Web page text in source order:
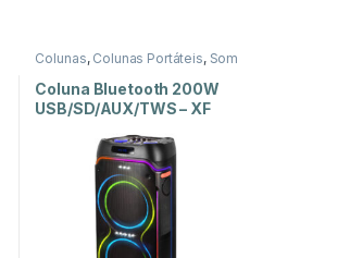
Colunas, Colunas Portáteis, Som
Coluna Bluetooth 200W
USB/SD/AUX/TWS – XF